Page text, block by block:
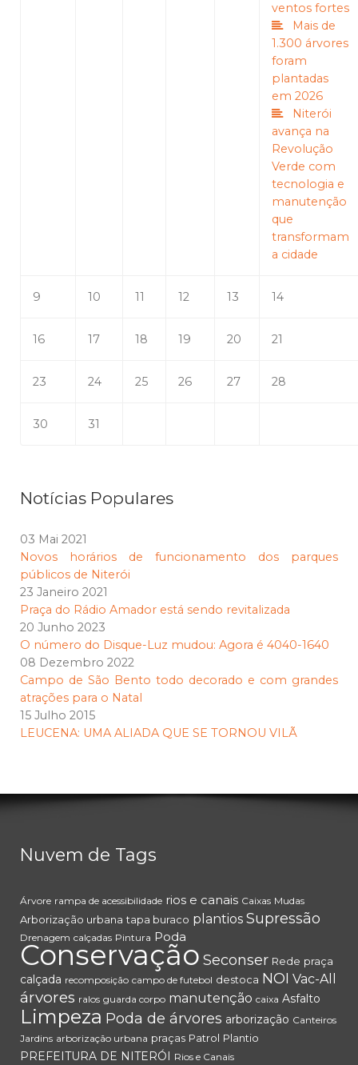
ventos fortes
Mais de
1.300 árvores
foram
plantadas
em 2026
Niterói
avança na
Revolução
Verde com
tecnologia e
manutenção
que
transformam
a cidade
9 10 11 12 13 14
16 17 18 19 20 21
23 24 25 26 27 28
30 31
Notícias Populares
03 Mai 2021
Novos horários de funcionamento dos parques
públicos de Niterói
23 Janeiro 2021
Praça do Rádio Amador está sendo revitalizada
20 Junho 2023
O número do Disque-Luz mudou: Agora é 4040-1640
08 Dezembro 2022
Campo de São Bento todo decorado e com grandes
atrações para o Natal
15 Julho 2015
LEUCENA: UMA ALIADA QUE SE TORNOU VILÃ
Nuvem de Tags
Árvore rampa de acessibilidade rios e canais Caixas Mudas
Arborização urbana tapa buraco plantios Supressão
Drenagem calçadas Pintura Poda
Conservação Seconser Rede praça
calçada recomposição campo de futebol destoca NOI Vac-All
árvores ralos guarda corpo manutenção caixa Asfalto
Limpeza Poda de árvores arborização Canteiros
Jardins arborização urbana praças Patrol Plantio
PREFEITURA DE NITERÓI Rios e Canais